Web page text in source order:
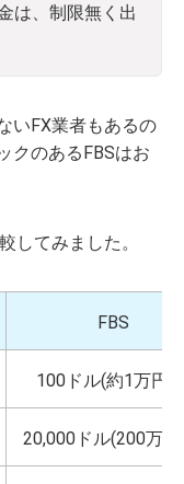
は、制限無く出
いFX業者もあるの
クのあるFBSはお
してみました。
FBS
100ドル(約1万円
20,000ドル(200万